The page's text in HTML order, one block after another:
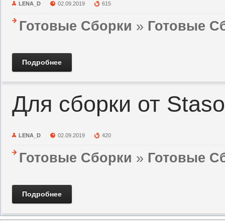
LENA_D 02.09.2019 615
Готовые Сборки » Готовые
Подробнее
Для сборки от
LENA_D 02.09.2019 420
Готовые Сборки » Готовые
Подробнее